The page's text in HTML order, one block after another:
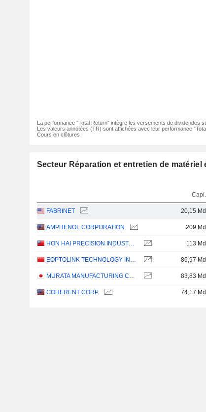
La performance "Total Return" intègre les versements de dividendes
Les valeurs annotées (TR) sont affichées avec leur performance
Cours en clôtures
Secteur Réparation et entretien de matériel
Capi.
FABRINET 20,15 Md
AMPHENOL CORPORATION 209 Md
HON HAI PRECISION INDUSTRY CO., LTD. 113 Md
EOPTOLINK TECHNOLOGY INC., LTD. 86,97 Md
MURATA MANUFACTURING CO., LTD. 83,83 Md
COHERENT CORP. 74,17 Md